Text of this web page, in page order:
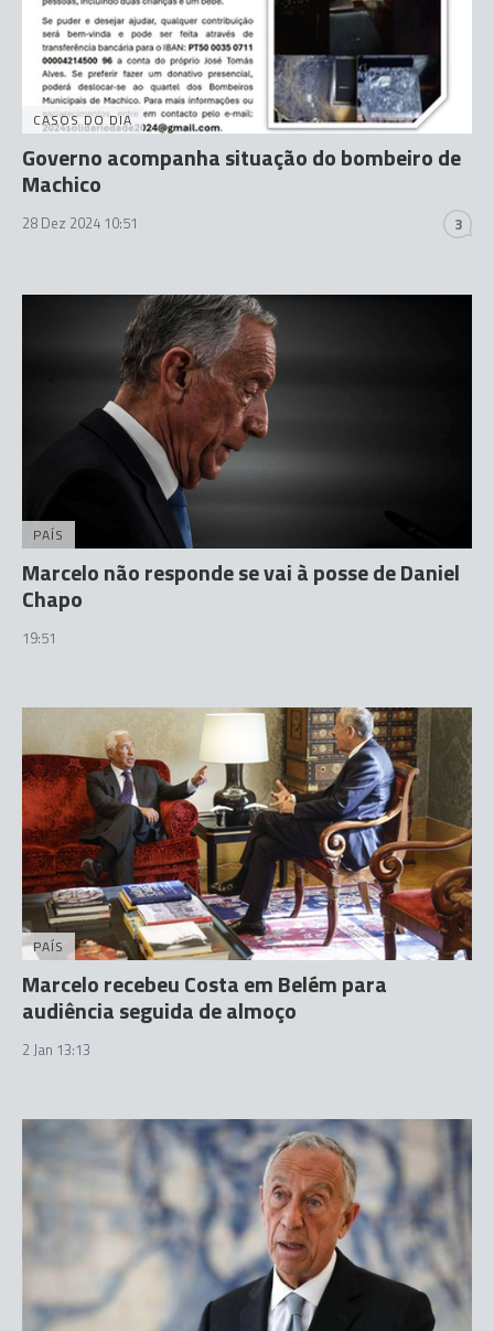
CASOS DO DIA
Governo acompanha situação do bombeiro de
Machico
28 Dez 2024 10:51 3
PAÍS
Marcelo não responde se vai à posse de Daniel
Chapo
19:51
PAÍS
Marcelo recebeu Costa em Belém para
audiência seguida de almoço
2 Jan 13:13